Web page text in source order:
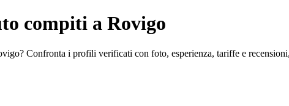
compiti a Rovigo
Confronta i profili verificati con foto, esperienza, tariffe e